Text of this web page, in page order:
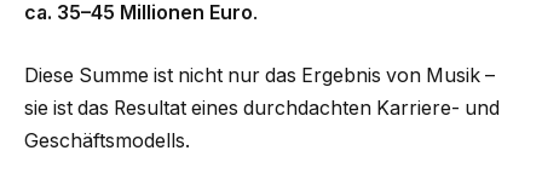
ca. 35–45 Millionen Euro.
Diese Summe ist nicht nur das Ergebnis von Musik –
sie ist das Resultat eines durchdachten Karriere- und
Geschäftsmodells.